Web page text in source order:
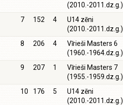
(2010.-2011.dz.g.)
7 152 4
U14 zēni
(2010.-2011.dz.g.)
8 206 4
Vīrieši Masters 6
(1960.-1964.dz.g.)
9 207 1
Vīrieši Masters 7
(1955.-1959.dz.g.)
10 176 5
U14 zēni
(2010.-2011.dz.g.)